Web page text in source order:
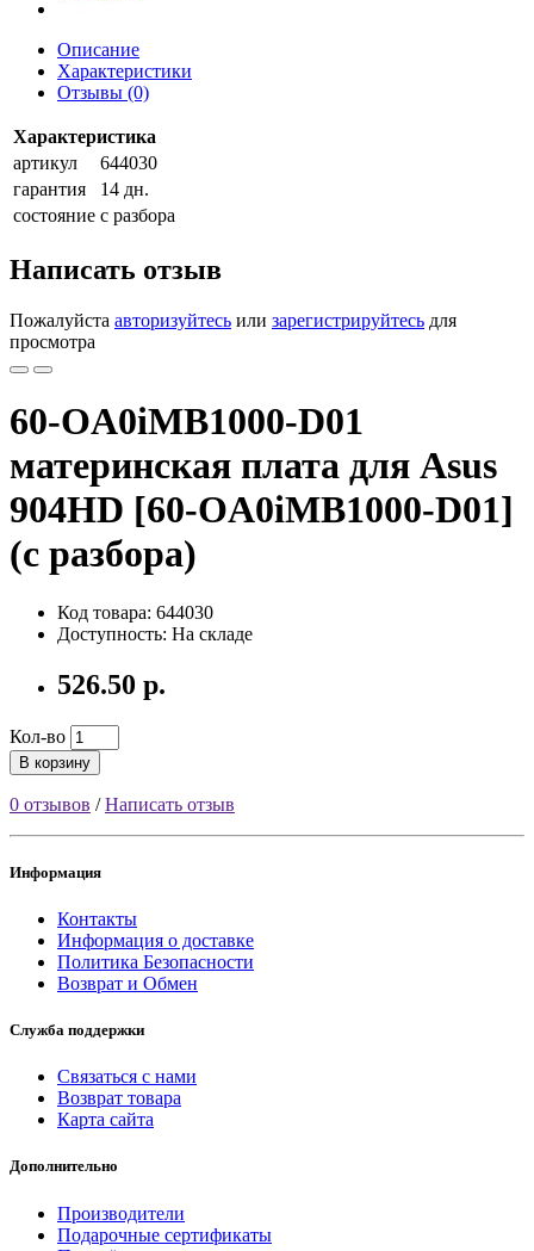
Описание
Характеристики
Отзывы (0)
Характеристика
артикул
644030
гарантия
14 дн.
состояние с разбора
Написать отзыв
Пожалуйста авторизуйтесь или зарегистрируйтесь для
просмотра
60-OA0iMB1000-D01
материнская плата для Asus
904HD [60-OA0iMB1000-D01]
(с разбора)
Код товара: 644030
Доступность: На складе
526.50 р.
Кол-во
В корзину
0 отзывов /Написать отзыв
Информация
Контакты
Информация о доставке
Политика Безопасности
Возврат и Обмен
Служба поддержки
Связаться с нами
Возврат товара
Карта сайта
Дополнительно
Производители
Подарочные сертификаты